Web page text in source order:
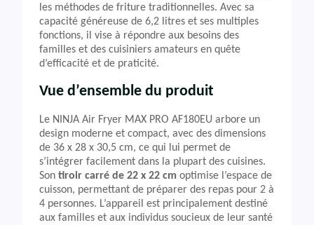
les méthodes de friture traditionnelles. Avec sa
capacité généreuse de 6,2 litres et ses multiples
fonctions, il vise à répondre aux besoins des
familles et des cuisiniers amateurs en quête
d’efficacité et de praticité.
Vue d’ensemble du produit
Le NINJA Air Fryer MAX PRO AF180EU arbore un
design moderne et compact, avec des dimensions
de 36 x 28 x 30,5 cm, ce qui lui permet de
s’intégrer facilement dans la plupart des cuisines.
Son tiroir carré de 22 x 22 cm optimise l’espace de
cuisson, permettant de préparer des repas pour 2 à
4 personnes. L’appareil est principalement destiné
aux familles et aux individus soucieux de leur santé